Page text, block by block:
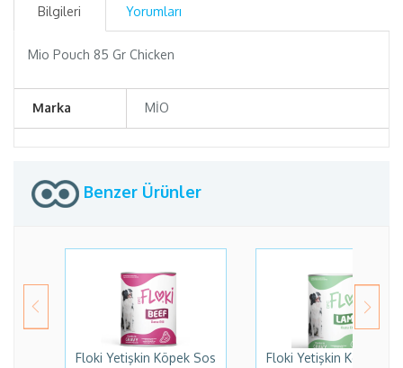
Bilgileri
Yorumları
Mio Pouch 85 Gr Chicken
Marka MİO
Benzer Ürünler
Floki Yetişkin Köpek Sos
Floki Yetişkin Köpek